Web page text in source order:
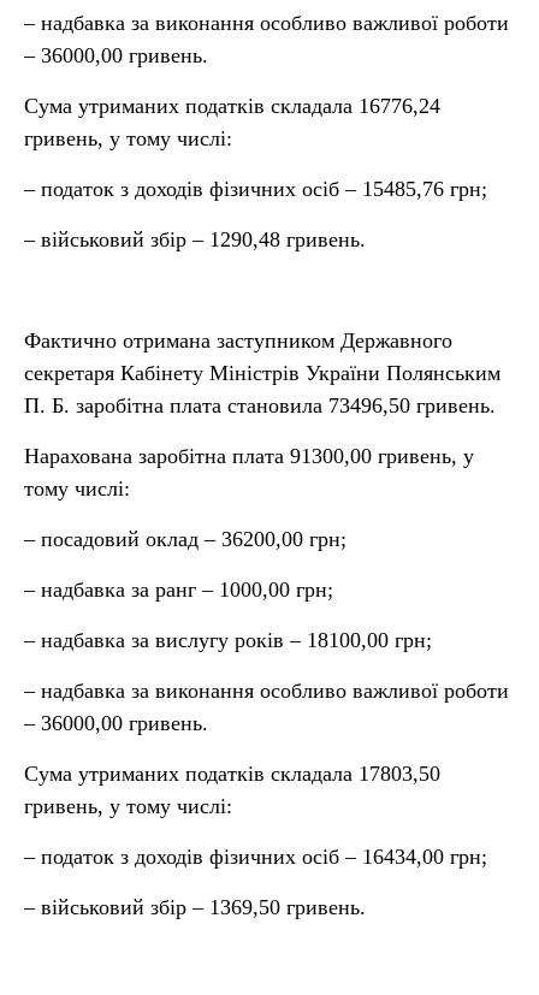
– надбавка за виконання особливо важливої роботи
– 36000,00 гривень.
Сума утриманих податків складала 16776,24
гривень, у тому числі:
– податок з доходів фізичних осіб – 15485,76 грн;
– військовий збір – 1290,48 гривень.
Фактично отримана заступником Державного
секретаря Кабінету Міністрів України Полянським
П. Б. заробітна плата становила 73496,50 гривень.
Нарахована заробітна плата 91300,00 гривень, у
тому числі:
– посадовий оклад – 36200,00 грн;
– надбавка за ранг – 1000,00 грн;
– надбавка за вислугу років – 18100,00 грн;
– надбавка за виконання особливо важливої роботи
– 36000,00 гривень.
Сума утриманих податків складала 17803,50
гривень, у тому числі:
– податок з доходів фізичних осіб – 16434,00 грн;
– військовий збір – 1369,50 гривень.